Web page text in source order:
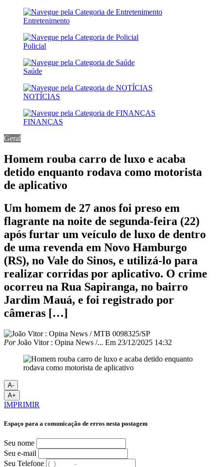
Entretenimento
Policial
Saúde
NOTÍCIAS
FINANÇAS
Geral
Homem rouba carro de luxo e acaba
detido enquanto rodava como motorista
de aplicativo
Um homem de 27 anos foi preso em
flagrante na noite de segunda-feira (22)
após furtar um veículo de luxo de dentro
de uma revenda em Novo Hamburgo
(RS), no Vale do Sinos, e utilizá-lo para
realizar corridas por aplicativo. O crime
ocorreu na Rua Sapiranga, no bairro
Jardim Mauá, e foi registrado por
câmeras […]
PorJoão Vitor : Opina News /... Em 23/12/2025 14:32
A-
A+
IMPRIMIR
Espaço para a comunicação de erros nesta postagem
Seu nome
Seu e-mail
Seu Telefone